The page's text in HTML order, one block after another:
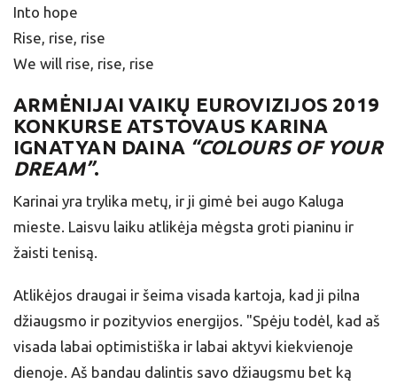
Into hope
Rise, rise, rise
We will rise, rise, rise
ARMĖNIJAIVAIKŲ EUROVIZIJOS 2019
KONKURSE ATSTOVAUS KARINA
IGNATYAN DAINA “COLOURS OF YOUR
DREAM”.
Karinai yra trylika metų, ir ji gimė bei augo Kaluga
mieste. Laisvu laiku atlikėja mėgsta groti pianinu ir
žaisti tenisą.
Atlikėjos draugai ir šeima visada kartoja, kad ji pilna
džiaugsmo ir pozityvios energijos. "Spėju todėl, kad aš
visada labai optimistiška ir labai aktyvi kiekvienoje
dienoje. Aš bandau dalintis savo džiaugsmu bet ką